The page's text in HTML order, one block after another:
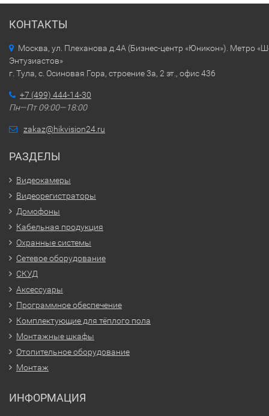
КОНТАКТЫ
Москва, ул. Плеханова д.4А (Бизнес-центр «Юникон»). Метро
Энтузиастов»
г. Тула, с. Осиновая Гора, строение 3а, 2 эт., офис 436
+7 (499) 444-14-30
Пн—Пт 09:00—18:00
zakaz@hikvision24.ru
РАЗДЕЛЫ
Видеокамеры
Видеорегистраторы
Домофоны
Кабельная продукция
Охранные системы
Сетевое оборудование
СКУД
Аксессуары
Программное обеспечение
Комплектующие для тёплого пола
Монтажные шкафы
Отопительное оборудование
Монтаж
ИНФОРМАЦИЯ